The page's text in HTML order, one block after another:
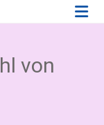
von